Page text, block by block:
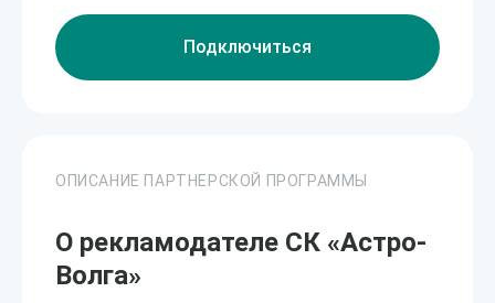
Подключиться
ОПИСАНИЕ ПАРТНЕРСКОЙ ПРОГРАММЫ
О рекламодателе СК «Астро-
Волга»